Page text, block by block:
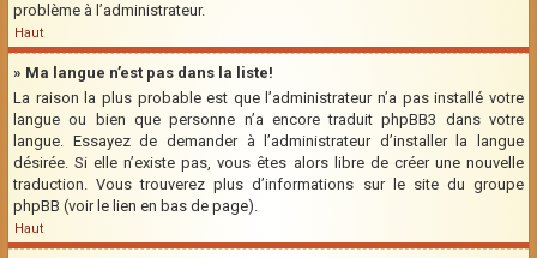
problème à l’administrateur.
Haut
» Ma langue n’est pas dans la liste!
La raison la plus probable est que l’administrateur n’a pas installé votre
langue ou bien que personne n’a encore traduit phpBB3 dans votre
langue. Essayez de demander à l’administrateur d’installer la langue
désirée. Si elle n’existe pas, vous êtes alors libre de créer une nouvelle
traduction. Vous trouverez plus d’informations sur le site du groupe
phpBB (voir le lien en bas de page).
Haut